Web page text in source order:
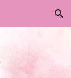
Skip to navigation